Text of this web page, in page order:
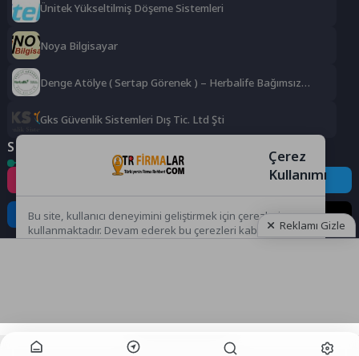
Ünitek Yükseltilmiş Döşeme Sistemleri
Noya Bilgisayar
Denge Atölye ( Sertap Görenek ) – Herbalife Bağımsız
Gks Güvenlik Sistemleri Dış Tic. Ltd Şti
Sosyal Medya
Twitter
LinkedIn YouTube TikTok
Çerez
Kullanımı
Bu site, kullanıcı deneyimini geliştirmek için çerezleri
kullanmaktadır. Devam ederek bu çerezleri kabul etmiş
Reklamı Göster
Reklamı Gizle